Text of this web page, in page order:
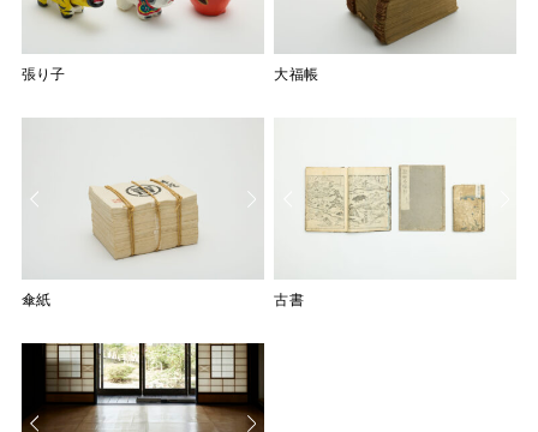
張り子
張り子 大福帳
大福帳
傘紙
傘紙 古書